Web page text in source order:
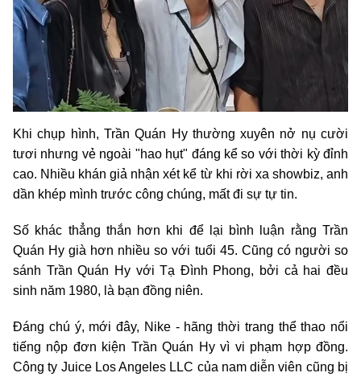
Khi chụp hình, Trần Quán Hy thường xuyên nở nụ cười
tươi nhưng vẻ ngoài "hao hụt" đáng kể so với thời kỳ đỉnh
cao. Nhiều khán giả nhận xét kể từ khi rời xa showbiz, anh
dần khép mình trước công chúng, mất đi sự tự tin.
Số khác thẳng thắn hơn khi để lại bình luận rằng Trần
Quán Hy già hơn nhiều so với tuổi 45. Cũng có người so
sánh Trần Quán Hy với Tạ Đình Phong, bởi cả hai đều
sinh năm 1980, là bạn đồng niên.
Đáng chú ý, mới đây, Nike - hãng thời trang thể thao nổi
tiếng nộp đơn kiện Trần Quán Hy vì vi phạm hợp đồng.
Công ty Juice Los Angeles LLC của nam diễn viên cũng bị